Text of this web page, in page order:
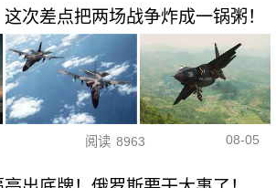
次差点把两场战争炸成一锅粥！
阅读 8963 08-05